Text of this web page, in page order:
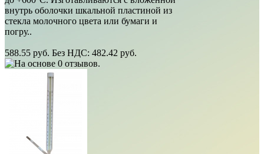
внутрь оболочки шкальной пластиной из
стекла молочного цвета или бумаги и
погру..
588.55 руб. Без НДС: 482.42 руб.